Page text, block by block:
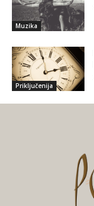
Muzika
Priključenija